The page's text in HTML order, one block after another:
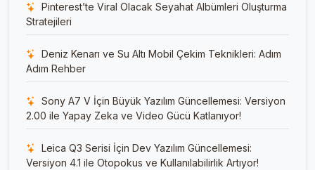
Pinterest’te Viral Olacak Seyahat Albümleri Oluşturma
Stratejileri
Deniz Kenarı ve Su Altı Mobil Çekim Teknikleri: Adım
Adım Rehber
Sony A7 V İçin Büyük Yazılım Güncellemesi: Versiyon
2.00 ile Yapay Zeka ve Video Gücü Katlanıyor!
Leica Q3 Serisi İçin Dev Yazılım Güncellemesi:
Versiyon 4.1 ile Otopokus ve Kullanılabilirlik Artıyor!